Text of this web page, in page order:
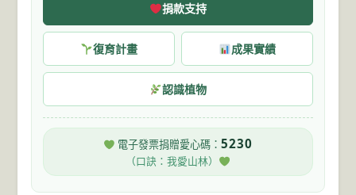
捐款支持
復育計畫 成果實績
認識植物
電子發票捐贈愛心碼： 5230
（口訣：我愛山林）